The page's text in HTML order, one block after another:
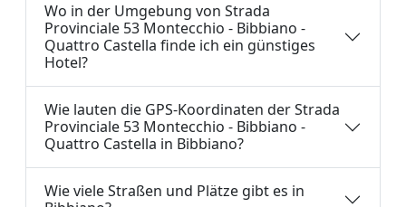
Wo in der Umgebung von Strada
Provinciale 53 Montecchio - Bibbiano -
Quattro Castella finde ich ein günstiges
Hotel?
Wie lauten die GPS-Koordinaten der Strada
Provinciale 53 Montecchio - Bibbiano -
Quattro Castella in Bibbiano?
Wie viele Straßen und Plätze gibt es in